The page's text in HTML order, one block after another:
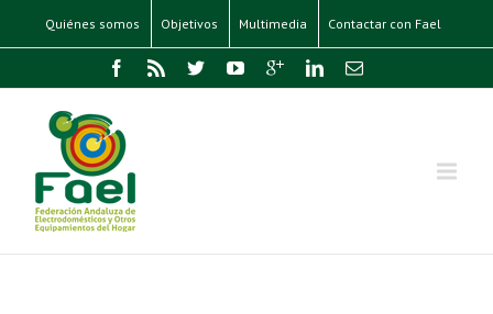
Quiénes somos Objetivos Multimedia Contactar con Fael